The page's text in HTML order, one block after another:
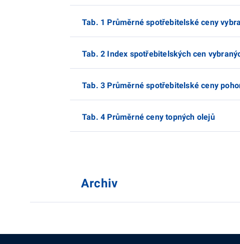
Tab. 1 Průměrné spotřebitelské ceny
Tab. 2 Index spotřebitelských cen
Tab. 3 Průměrné spotřebitelské ceny
Tab. 4 Průměrné ceny topných olejů
Archiv